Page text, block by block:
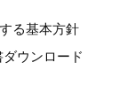
る基本方針
ウンロード